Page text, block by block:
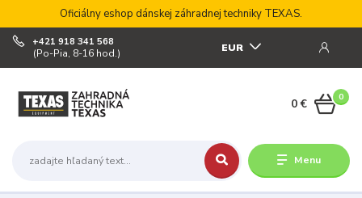
Oficiálny eshop dánskej záhradnej techniky TEXAS.
Menu
EUR
+421 918 341 568
(Po-Pia, 8-16 hod.)
0
0 €